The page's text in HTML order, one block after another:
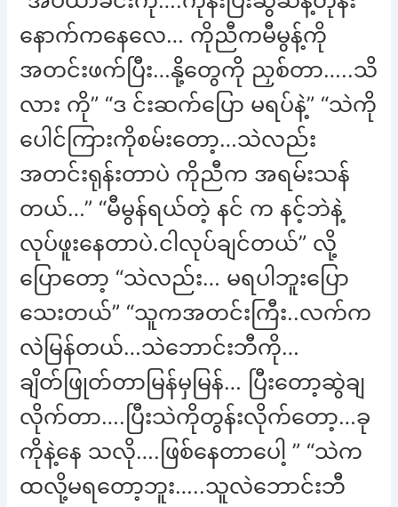
နောက်ကနေလေ… ကိုညီကမီမွန့်ကို
အတင်းဖက်ပြီး…နို့တွေကို ညှစ်တာ…..သိ
လား ကို” “ဒ င်းဆက်ပြော မရပ်နဲ့” “သဲကို
ပေါင်ကြားကိုစမ်းတော့…သဲလည်း
အတင်းရုန်းတာပဲ ကိုညီက အရမ်းသန်
တယ်…” “မီမွန်ရယ်တဲ့ နင် က နင့်ဘဲနဲ့
လုပ်ဖူးနေတာပဲ.ငါလုပ်ချင်တယ်” လို့
ပြောတော့ “သဲလည်း… မရပါဘူးပြော
သေးတယ်” “သူကအတင်းကြီး..လက်က
လဲမြန်တယ်…သဲဘောင်းဘီကို…
ချိတ်ဖြုတ်တာမြန်မှမြန်… ပြီးတော့ဆွဲချ
လိုက်တာ….ပြီးသဲကိုတွန်းလိုက်တော့…ခု
ကိုနဲ့နေ သလို….ဖြစ်နေတာပေါ့ ” “သဲက
ထလို့မရတော့ဘူး…..သူလဲဘောင်းဘီ